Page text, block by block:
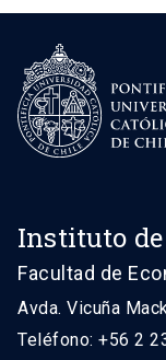
Instituto
Facultad de
Avda. Vicuña
Teléfono: +56 2